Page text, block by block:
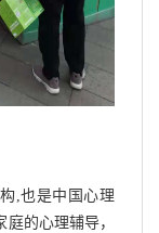
,也是中国心理
的心理辅导，